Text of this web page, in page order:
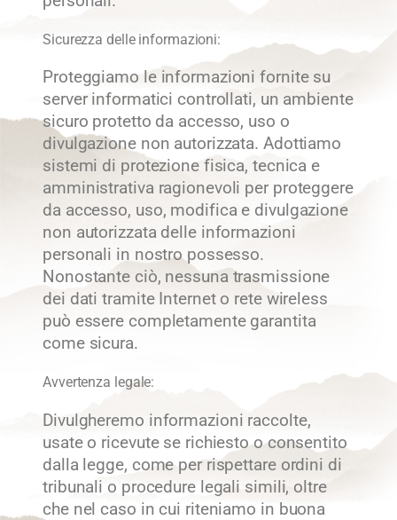
Sicurezza delle informazioni:
Proteggiamo le informazioni fornite su
server informatici controllati, un ambiente
sicuro protetto da accesso, uso o
divulgazione non autorizzata. Adottiamo
sistemi di protezione fisica, tecnica e
amministrativa ragionevoli per proteggere
da accesso, uso, modifica e divulgazione
non autorizzata delle informazioni
personali in nostro possesso.
Nonostante ciò, nessuna trasmissione
dei dati tramite Internet o rete wireless
può essere completamente garantita
come sicura.
Avvertenza legale:
Divulgheremo informazioni raccolte,
usate o ricevute se richiesto o consentito
dalla legge, come per rispettare ordini di
tribunali o procedure legali simili, oltre
che nel caso in cui riteniamo in buona